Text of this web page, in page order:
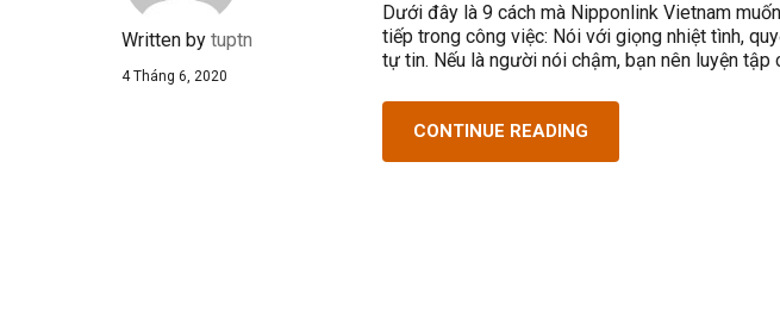
Written by tuptn
4 Tháng 6, 2020
Dưới đây là 9 cách mà Nipponlink Vietnam
tiếp trong công việc: Nói với giọng nhiệt tình,
tự tin. Nếu là người nói chậm, bạn nên luyện tập
CONTINUE READING